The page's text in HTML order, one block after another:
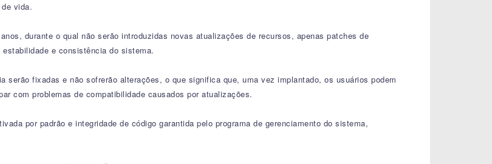
vida.
durante o qual não serão introduzidas novas atualizações de recursos, apenas patches de
e consistência do sistema.
fixadas e não sofrerão alterações, o que significa que, uma vez implantado, os usuários podem
com problemas de compatibilidade causados por atualizações.
por padrão e integridade de código garantida pelo programa de gerenciamento do sistema,